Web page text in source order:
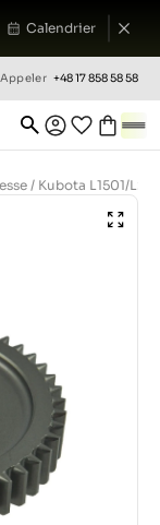
Calendrier
Appeler +48 17 858 58 58
/ Kubota L1501/